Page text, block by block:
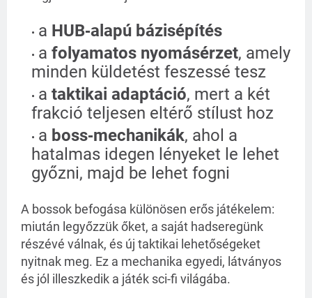
a HUB‑alapú bázisépítés
a folyamatos nyomásérzet, amely
minden küldetést feszessé tesz
a taktikai adaptáció, mert a két
frakció teljesen eltérő stílust hoz
a boss‑mechanikák, ahol a
hatalmas idegen lényeket le lehet
győzni, majd be lehet fogni
A bossok befogása különösen erős játékelem:
miután legyőzzük őket, a saját hadseregünk
részévé válnak, és új taktikai lehetőségeket
nyitnak meg. Ez a mechanika egyedi, látványos
és jól illeszkedik a játék sci-fi világába.